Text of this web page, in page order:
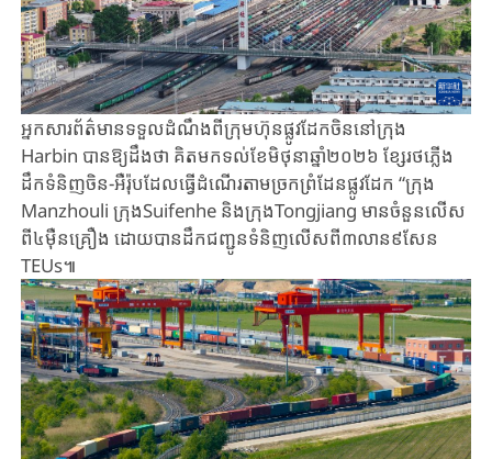
អ្នក​សារព័ត៌មាន​ទទួល​ដំណឹង​ពី​ក្រុម​ហ៊ុន​ផ្លូវ​ដែក​ចិន​នៅ​ក្រុង​
Harbin បាន​ឱ្យ​ដឹងថា គិត​មកទល់​ខែមិថុនា​ឆ្នាំ​២០២៦​ ខ្សែរថភ្លើង​
ដឹកទំនិញចិន-អឺរ៉ុបដែលធ្វើ​ដំណើរ​តាម​ច្រក​ព្រំ​ដែន​ផ្លូវ​ដែក​ “ក្រុង​
Manzhouli ក្រុងSuifenhe និង​ក្រុង​Tongjiang មាន​ចំនួន​លើស​
ពី​៤ម៉ឺន​គ្រឿង​ ដោយ​បាន​ដឹក​ជញ្ជូន​ទំនិញ​លើស​ពី​៣លាន​៩សែន​
TEUs៕